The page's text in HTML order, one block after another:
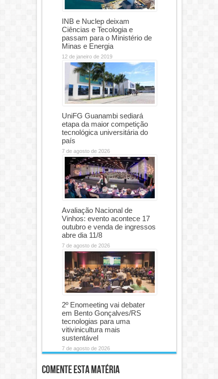
INB e Nuclep deixam
Ciências e Tecologia e
passam para o Ministério de
Minas e Energia
12 de janeiro de 2019
UniFG Guanambi sediará
etapa da maior competição
tecnológica universitária do
país
7 de agosto de 2026
Avaliação Nacional de
Vinhos: evento acontece 17
outubro e venda de ingressos
abre dia 11/8
7 de agosto de 2026
2º Enomeeting vai debater
em Bento Gonçalves/RS
tecnologias para uma
vitivinicultura mais
sustentável
7 de agosto de 2026
Comente esta matéria